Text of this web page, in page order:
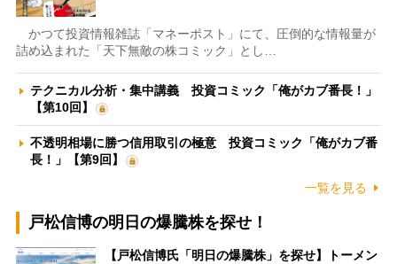
かつて投資情報雑誌「マネーポスト」にて、圧倒的な情報量が
詰め込まれた「天下無敵の株コミック」とし…
テクニカル分析・集中講義 投資コミック「俺がカブ番長！」
【第10回】
不透明相場に勝つ信用取引の極意 投資コミック「俺がカブ番
長！」【第9回】
一覧を見る
戸松信博の明日の爆騰株を探せ！
【戸松信博氏「明日の爆騰株」を探せ】トーメン